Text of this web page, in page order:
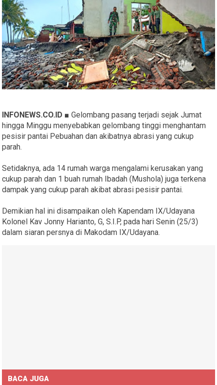
INFONEWS.CO.ID ■Gelombang pasang terjadi sejak Jumat
hingga Minggu menyebabkan gelombang tinggi menghantam
pesisir pantai Pebuahan dan akibatnya abrasi yang cukup
parah.
Setidaknya, ada 14 rumah warga mengalami kerusakan yang
cukup parah dan 1 buah rumah Ibadah (Mushola) juga terkena
dampak yang cukup parah akibat abrasi pesisir pantai.
Demikian hal ini disampaikan oleh Kapendam IX/Udayana
Kolonel Kav Jonny Harianto, G, S.I.P, pada hari Senin (25/3)
dalam siaran persnya di Makodam IX/Udayana.
BACA JUGA